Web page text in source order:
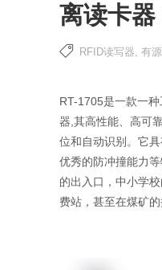
离读卡器
RFID读写器 有
RT-1705是一款一
器,其高性能、高可
位和自动识别。它具
优秀的防冲撞能力
的出入口，中小学
费站，甚至在煤矿的